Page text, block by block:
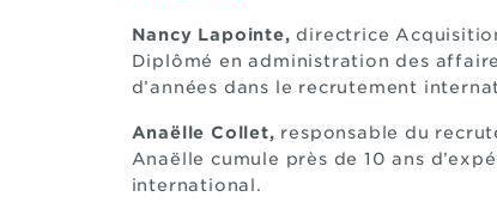
Nancy Lapointe, directrice
Diplômé en administration des
d’années dans le recrutement
Anaëlle Collet, responsable du
Anaëlle cumule près de 10 ans
international.